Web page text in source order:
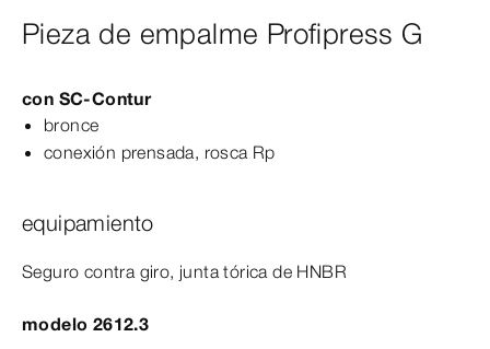
Pieza de empalme Profipress G
con SC‑Contur
bronce
conexión prensada, rosca Rp
equipamiento
Seguro contra giro, junta tórica de HNBR
modelo 2612.3